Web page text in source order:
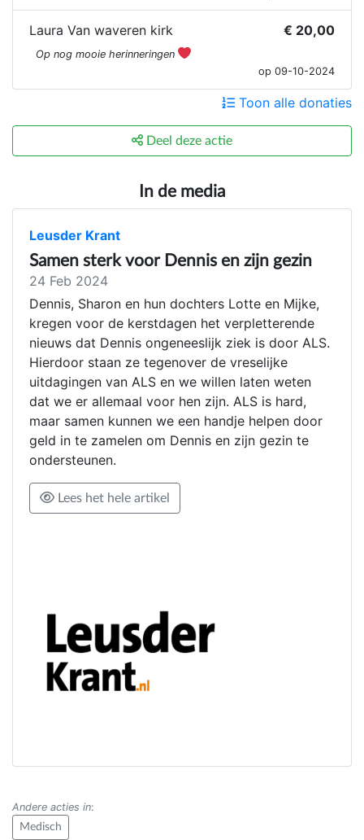
Laura Van waveren kirk € 20,00
Op nog mooie herinneringen
op 09-10-2024
Toon alle donaties
Deel deze actie
In de media
Leusder Krant
Samen sterk voor Dennis en zijn gezin
24 Feb 2024
Dennis, Sharon en hun dochters Lotte en Mijke,
kregen voor de kerstdagen het verpletterende
nieuws dat Dennis ongeneeslijk ziek is door ALS.
Hierdoor staan ze tegenover de vreselijke
uitdagingen van ALS en we willen laten weten
dat we er allemaal voor hen zijn. ALS is hard,
maar samen kunnen we een handje helpen door
geld in te zamelen om Dennis en zijn gezin te
ondersteunen.
Lees het hele artikel
Andere acties in:
Medisch